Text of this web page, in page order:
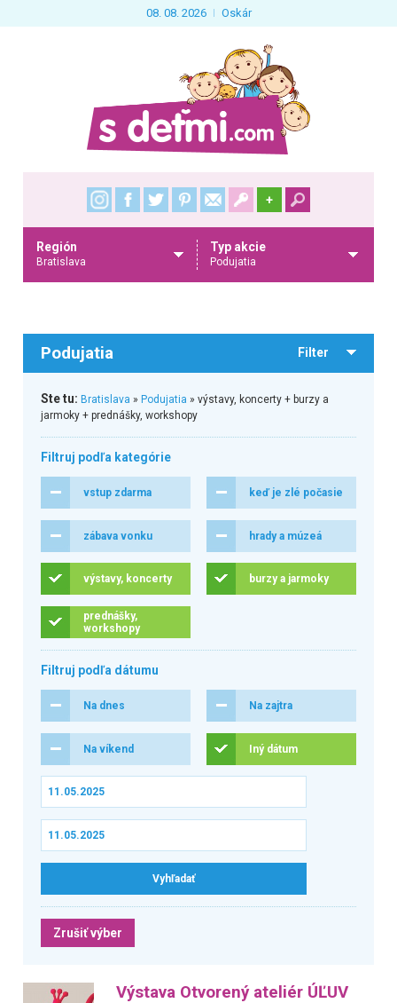
08. 08. 2026 Oskár
+
Región
Bratislava
Typ akcie
Podujatia
Podujatia Filter
Ste tu: Bratislava » Podujatia » výstavy, koncerty + burzy a
jarmoky + prednášky, workshopy
Filtruj podľa kategórie
vstup zdarma keď je zlé počasie
zábava vonku hrady a múzeá
výstavy, koncerty burzy a jarmoky
prednášky,
workshopy
Filtruj podľa dátumu
Na dnes Na zajtra
Na víkend Iný dátum
Zrušiť výber
Výstava Otvorený ateliér ÚĽUV